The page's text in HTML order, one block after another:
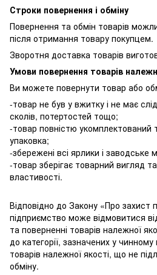
Строки повернення і обміну
Повернення та обмін товарів
після отримання товару покупцем.
Зворотня доставка товарів
Умови повернення товарів
Ви можете повернути товар або
-товар не був у вжитку і не має
сколів, потертостей тощо;
-товар повністю
упаковка;
-збережені всі ярлики і заводське
-товар зберігає товарний вигляд
властивості.
Відповідно до Закону «Про захист
підприємство може відмовитися
та поверненні товарів належної
до категорії, зазначених у
товарів належної якості, що не
обміну.